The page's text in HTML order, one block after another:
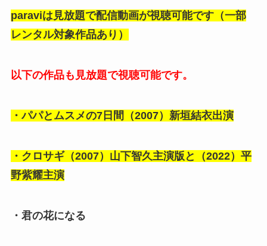
paraviは見放題で配信動画が視聴可能です（一部
レンタル対象作品あり）
以下の作品も見放題で視聴可能です。
・パパとムスメの7日間（2007）新垣結衣出演
・クロサギ（2007）山下智久主演版と（2022） 平
野紫耀主演
・君の花になる